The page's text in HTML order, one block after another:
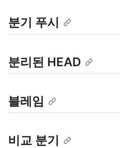
분기 푸시
분리된 HEAD
블레임
비교 분기